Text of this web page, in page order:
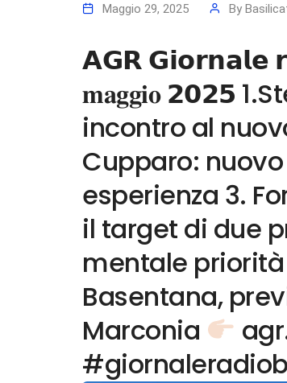
Maggio 29, 2025 By
𝗔𝗚𝗥 𝗚𝗶𝗼𝗿𝗻𝗮𝗹𝗲
𝐦𝐚𝐠𝐠𝐢𝐨 𝟮𝟬𝟮𝟱
incontro al
Cupparo:
esperienza 3.
il target di due
mentale
Basentana,
Marconia